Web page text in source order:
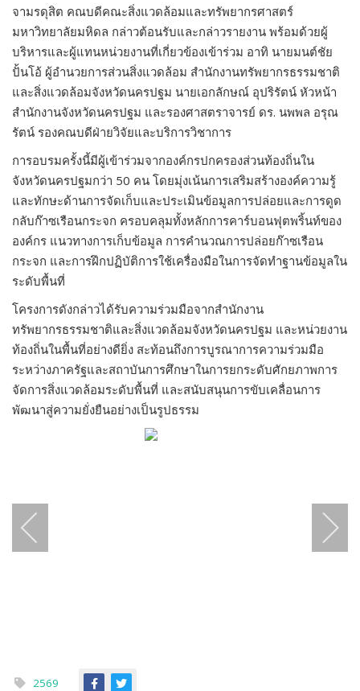
จามรดุสิต คณบดีคณะสิ่งแวดล้อมและทรัพยากรศาสตร์
มหาวิทยาลัยมหิดล กล่าวต้อนรับและกล่าวรายงาน พร้อมด้วยผู้
บริหารและผู้แทนหน่วยงานที่เกี่ยวข้องเข้าร่วม อาทิ นายมนต์ชัย
ปั้นโอ้ ผู้อำนวยการส่วนสิ่งแวดล้อม สำนักงานทรัพยากรธรรมชาติ
และสิ่งแวดล้อมจังหวัดนครปฐม นายเอกลักษณ์ อุปริรัตน์ หัวหน้า
สำนักงานจังหวัดนครปฐม และรองศาสตราจารย์ ดร. นพพล อรุณ
รัตน์ รองคณบดีฝ่ายวิจัยและบริการวิชาการ
การอบรมครั้งนี้มีผู้เข้าร่วมจากองค์กรปกครองส่วนท้องถิ่นใน
จังหวัดนครปฐมกว่า 50 คน โดยมุ่งเน้นการเสริมสร้างองค์ความรู้
และทักษะด้านการจัดเก็บและประเมินข้อมูลการปล่อยและการดูด
กลับก๊าซเรือนกระจก ครอบคลุมทั้งหลักการคาร์บอนฟุตพริ้นท์ของ
องค์กร แนวทางการเก็บข้อมูล การคำนวณการปล่อยก๊าซเรือน
กระจก และการฝึกปฏิบัติการใช้เครื่องมือในการจัดทำฐานข้อมูลใน
ระดับพื้นที่
โครงการดังกล่าวได้รับความร่วมมือจากสำนักงาน
ทรัพยากรธรรมชาติและสิ่งแวดล้อมจังหวัดนครปฐม และหน่วยงาน
ท้องถิ่นในพื้นที่อย่างดียิ่ง สะท้อนถึงการบูรณาการความร่วมมือ
ระหว่างภาครัฐและสถาบันการศึกษาในการยกระดับศักยภาพการ
จัดการสิ่งแวดล้อมระดับพื้นที่ และสนับสนุนการขับเคลื่อนการ
พัฒนาสู่ความยั่งยืนอย่างเป็นรูปธรรม
2569